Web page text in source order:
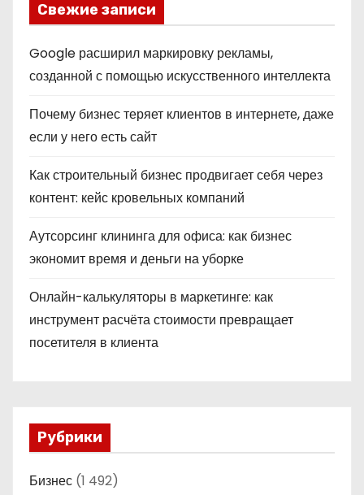
Свежие записи
Google расширил маркировку рекламы,
созданной с помощью искусственного интеллекта
Почему бизнес теряет клиентов в интернете, даже
если у него есть сайт
Как строительный бизнес продвигает себя через
контент: кейс кровельных компаний
Аутсорсинг клининга для офиса: как бизнес
экономит время и деньги на уборке
Онлайн-калькуляторы в маркетинге: как
инструмент расчёта стоимости превращает
посетителя в клиента
Рубрики
Бизнес (1 492)